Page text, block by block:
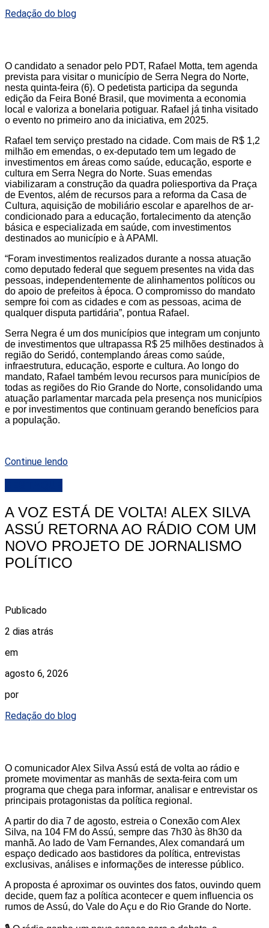
Redação do blog
O candidato a senador pelo PDT, Rafael Motta, tem agenda
prevista para visitar o município de Serra Negra do Norte,
nesta quinta-feira (6). O pedetista participa da segunda
edição da Feira Boné Brasil, que movimenta a economia
local e valoriza a bonelaria potiguar. Rafael já tinha visitado
o evento no primeiro ano da iniciativa, em 2025.
Rafael tem serviço prestado na cidade. Com mais de R$ 1,2
milhão em emendas, o ex-deputado tem um legado de
investimentos em áreas como saúde, educação, esporte e
cultura em Serra Negra do Norte. Suas emendas
viabilizaram a construção da quadra poliesportiva da Praça
de Eventos, além de recursos para a reforma da Casa de
Cultura, aquisição de mobiliário escolar e aparelhos de ar-
condicionado para a educação, fortalecimento da atenção
básica e especializada em saúde, com investimentos
destinados ao município e à APAMI.
“Foram investimentos realizados durante a nossa atuação
como deputado federal que seguem presentes na vida das
pessoas, independentemente de alinhamentos políticos ou
do apoio de prefeitos à época. O compromisso do mandato
sempre foi com as cidades e com as pessoas, acima de
qualquer disputa partidária”, pontua Rafael.
Serra Negra é um dos municípios que integram um conjunto
de investimentos que ultrapassa R$ 25 milhões destinados à
região do Seridó, contemplando áreas como saúde,
infraestrutura, educação, esporte e cultura. Ao longo do
mandato, Rafael também levou recursos para municípios de
todas as regiões do Rio Grande do Norte, consolidando uma
atuação parlamentar marcada pela presença nos municípios
e por investimentos que continuam gerando benefícios para
a população.
Continue lendo
A VOZ ESTÁ DE VOLTA! ALEX SILVA
ASSÚ RETORNA AO RÁDIO COM UM
NOVO PROJETO DE JORNALISMO
POLÍTICO
Publicado
2 dias atrás
em
agosto 6, 2026
por
Redação do blog
O comunicador Alex Silva Assú está de volta ao rádio e
promete movimentar as manhãs de sexta-feira com um
programa que chega para informar, analisar e entrevistar os
principais protagonistas da política regional.
A partir do dia 7 de agosto, estreia o Conexão com Alex
Silva, na 104 FM do Assú, sempre das 7h30 às 8h30 da
manhã. Ao lado de Vam Fernandes, Alex comandará um
espaço dedicado aos bastidores da política, entrevistas
exclusivas, análises e informações de interesse público.
A proposta é aproximar os ouvintes dos fatos, ouvindo quem
decide, quem faz a política acontecer e quem influencia os
rumos de Assú, do Vale do Açu e do Rio Grande do Norte.